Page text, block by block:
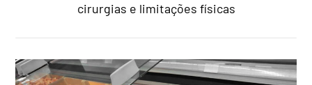
cirurgias e limitações físicas